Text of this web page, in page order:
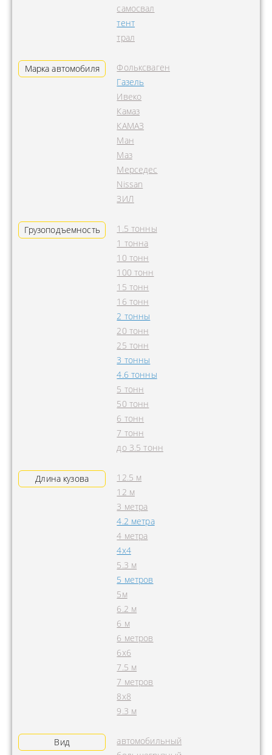
самосвал
тент
трал
Марка автомобиля
Фольксваген
Газель
Ивеко
Камаз
КАМАЗ
Ман
Маз
Мерседес
Nissan
ЗИЛ
Грузоподъемность
1.5 тонны
1 тонна
10 тонн
100 тонн
15 тонн
16 тонн
2 тонны
20 тонн
25 тонн
3 тонны
4.6 тонны
5 тонн
50 тонн
6 тонн
7 тонн
до 3.5 тонн
Длина кузова
12.5 м
12 м
3 метра
4.2 метра
4 метра
4x4
5.3 м
5 метров
5м
6.2 м
6 м
6 метров
6х6
7.5 м
7 метров
8х8
9.3 м
Вид
автомобильный